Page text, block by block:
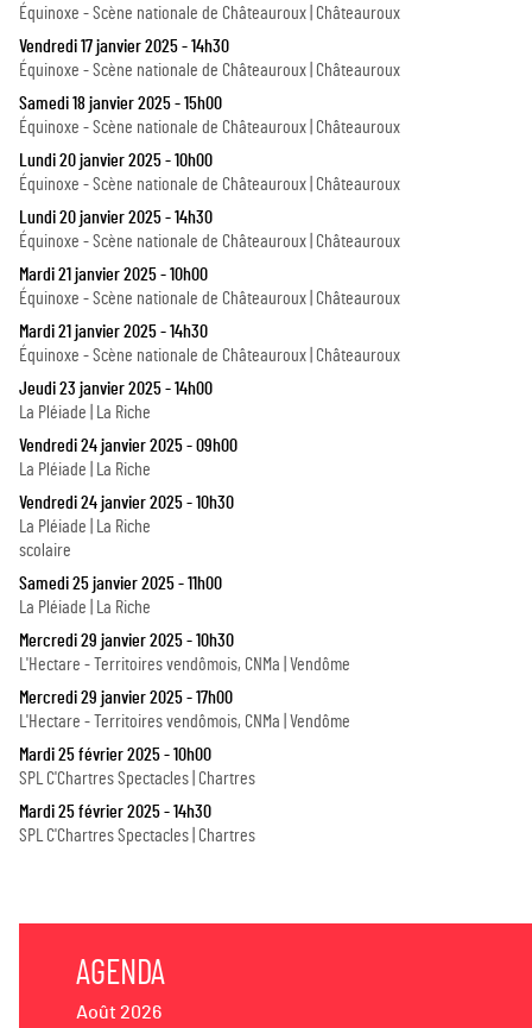
Équinoxe - Scène nationale de Châteauroux | Châteauroux
Vendredi 17 janvier 2025 - 14h30
Équinoxe - Scène nationale de Châteauroux | Châteauroux
Samedi 18 janvier 2025 - 15h00
Équinoxe - Scène nationale de Châteauroux | Châteauroux
Lundi 20 janvier 2025 - 10h00
Équinoxe - Scène nationale de Châteauroux | Châteauroux
Lundi 20 janvier 2025 - 14h30
Équinoxe - Scène nationale de Châteauroux | Châteauroux
Mardi 21 janvier 2025 - 10h00
Équinoxe - Scène nationale de Châteauroux | Châteauroux
Mardi 21 janvier 2025 - 14h30
Équinoxe - Scène nationale de Châteauroux | Châteauroux
Jeudi 23 janvier 2025 - 14h00
La Pléiade | La Riche
Vendredi 24 janvier 2025 - 09h00
La Pléiade | La Riche
Vendredi 24 janvier 2025 - 10h30
La Pléiade | La Riche
scolaire
Samedi 25 janvier 2025 - 11h00
La Pléiade | La Riche
Mercredi 29 janvier 2025 - 10h30
L'Hectare - Territoires vendômois, CNMa | Vendôme
Mercredi 29 janvier 2025 - 17h00
L'Hectare - Territoires vendômois, CNMa | Vendôme
Mardi 25 février 2025 - 10h00
SPL C'Chartres Spectacles | Chartres
Mardi 25 février 2025 - 14h30
SPL C'Chartres Spectacles | Chartres
AGENDA
Août 2026